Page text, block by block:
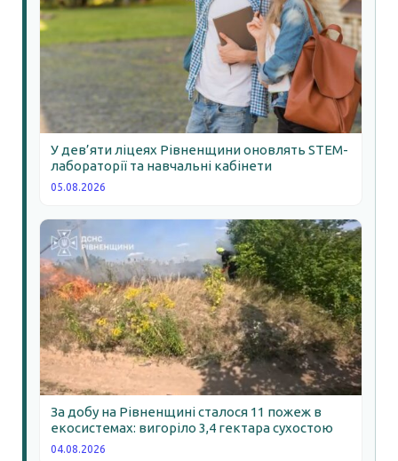
У дев’яти ліцеях Рівненщини оновлять STEM-
лабораторії та навчальні кабінети
05.08.2026
За добу на Рівненщині сталося 11 пожеж в
екосистемах: вигоріло 3,4 гектара сухостою
04.08.2026